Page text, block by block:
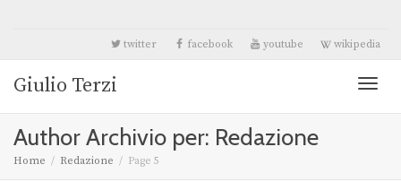
twitter facebook youtube wikipedia
Giulio Terzi
Author Archivio per: Redazione
Home Redazione Page 5